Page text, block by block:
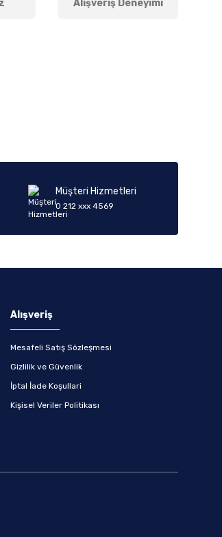
Alışveriş Deneyimi
Müşteri Hizmetleri
0 212 xxx 4569
Alışveriş
Mesafeli Satış Sözleşmesi
Gizlilik ve Güvenlik
İptal İade Koşullari
Kişisel Veriler Politikası